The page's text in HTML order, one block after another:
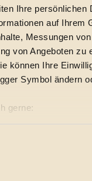
Ihre persönlichen
auf Ihrem
Messungen
von Angeboten zu
können Ihre
Symbol ändern
gerne:
Lage
nach bestimmten